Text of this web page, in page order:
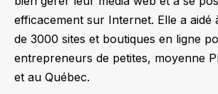
efficacement sur Internet. Elle a aidé
de 3000 sites et boutiques en ligne
entrepreneurs de petites, moyenne
et au Québec.